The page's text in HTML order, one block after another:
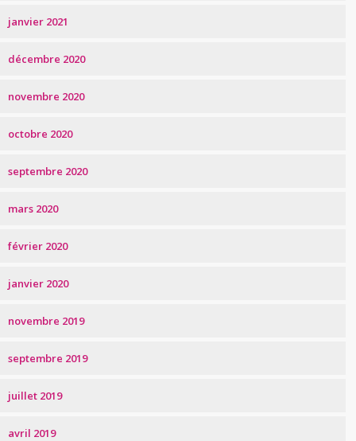
janvier 2021
décembre 2020
novembre 2020
octobre 2020
septembre 2020
mars 2020
février 2020
janvier 2020
novembre 2019
septembre 2019
juillet 2019
avril 2019